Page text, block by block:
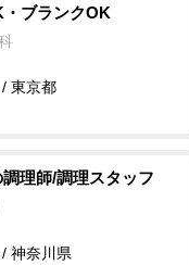
ブランクOK
東京都
理師/調理スタッフ
神奈川県